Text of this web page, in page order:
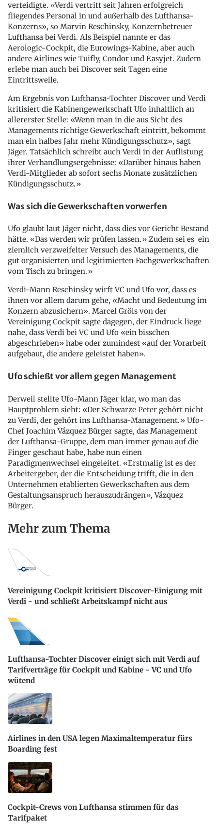
verteidigte. «Verdi vertritt seit Jahren erfolgreich
fliegendes Personal in und außerhalb des Lufthansa-
Konzerns», so Marvin Reschinsky, Konzernbetreuer
Lufthansa bei Verdi. Als Beispiel nannte er das
Aerologic-Cockpit, die Eurowings-Kabine, aber auch
andere Airlines wie Tuifly, Condor und Easyjet. Zudem
erlebe man auch bei Discover seit Tagen eine
Eintrittswelle.
Am Ergebnis von Lufthansa-Tochter Discover und Verdi
kritisiert die Kabinengewerkschaft Ufo inhaltlich an
allererster Stelle: «Wenn man in die aus Sicht des
Managements richtige Gewerkschaft eintritt, bekommt
man ein halbes Jahr mehr Kündigungsschutz», sagt
Jäger. Tatsächlich schreibt auch Verdi in der Auflistung
ihrer Verhandlungsergebnisse: «Darüber hinaus haben
Verdi-Mitglieder ab sofort sechs Monate zusätzlichen
Kündigungsschutz.»
Was sich die Gewerkschaften vorwerfen
Ufo glaubt laut Jäger nicht, dass dies vor Gericht Bestand
hätte. «Das werden wir prüfen lassen.» Zudem sei es ein
ziemlich verzweifelter Versuch des Managements, die
gut organisierten und legitimierten Fachgewerkschaften
vom Tisch zu bringen.»
Verdi-Mann Reschinsky wirft VC und Ufo vor, dass es
ihnen vor allem darum gehe, «Macht und Bedeutung im
Konzern abzusichern». Marcel Gröls von der
Vereinigung Cockpit sagte dagegen, der Eindruck liege
nahe, dass Verdi bei VC und Ufo «ein bisschen
abgeschrieben» habe oder zumindest «auf der Vorarbeit
aufgebaut, die andere geleistet haben».
Ufo schießt vor allem gegen Management
Derweil stellte Ufo-Mann Jäger klar, wo man das
Hauptproblem sieht: «Der Schwarze Peter gehört nicht
zu Verdi, der gehört ins Lufthansa-Management.» Ufo-
Chef Joachim Vázquez Bürger sagte, das Management
der Lufthansa-Gruppe, dem man immer genau auf die
Finger geschaut habe, habe nun einen
Paradigmenwechsel eingeleitet. «Erstmalig ist es der
Arbeitergeber, der die Entscheidung trifft, die in den
Unternehmen etablierten Gewerkschaften aus dem
Gestaltungsanspruch herauszudrängen», Vázquez
Bürger.
Mehr zum Thema
Vereinigung Cockpit kritisiert Discover-Einigung mit
Verdi - und schließt Arbeitskampf nicht aus
Lufthansa-Tochter Discover einigt sich mit Verdi auf
Tarifverträge für Cockpit und Kabine - VC und Ufo
wütend
Airlines in den USA legen Maximaltemperatur fürs
Boarding fest
Cockpit-Crews von Lufthansa stimmen für das
Tarifpaket